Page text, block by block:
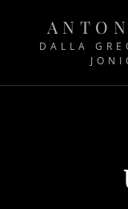
DALLA